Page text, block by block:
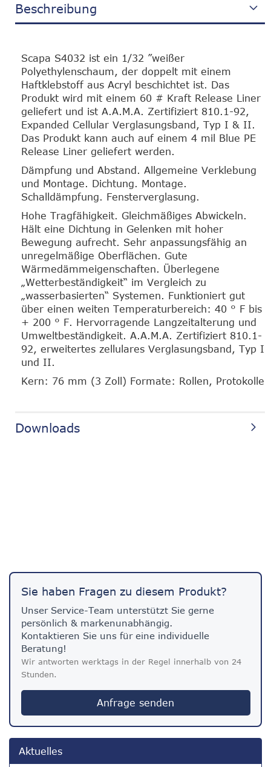
Beschreibung
Scapa S4032 ist ein 1/32 ”weißer
Polyethylenschaum, der doppelt mit einem
Haftklebstoff aus Acryl beschichtet ist. Das
Produkt wird mit einem 60 # Kraft Release Liner
geliefert und ist A.A.M.A. Zertifiziert 810.1-92,
Expanded Cellular Verglasungsband, Typ I & II.
Das Produkt kann auch auf einem 4 mil Blue PE
Release Liner geliefert werden.
Dämpfung und Abstand. Allgemeine Verklebung
und Montage. Dichtung. Montage.
Schalldämpfung. Fensterverglasung.
Hohe Tragfähigkeit. Gleichmäßiges Abwickeln.
Hält eine Dichtung in Gelenken mit hoher
Bewegung aufrecht. Sehr anpassungsfähig an
unregelmäßige Oberflächen. Gute
Wärmedämmeigenschaften. Überlegene
„Wetterbeständigkeit“ im Vergleich zu
„wasserbasierten“ Systemen. Funktioniert gut
über einen weiten Temperaturbereich: 40 ° F bis
+ 200 ° F. Hervorragende Langzeitalterung und
Umweltbeständigkeit. A.A.M.A. Zertifiziert 810.1-
92, erweitertes zellulares Verglasungsband, Typ I
und II.
Kern: 76 mm (3 Zoll) Formate: Rollen, Protokolle
Downloads
Sie haben Fragen zu diesem Produkt?
Unser Service-Team unterstützt Sie gerne
persönlich & markenunabhängig.
Kontaktieren Sie uns für eine individuelle
Beratung!
Wir antworten werktags in der Regel innerhalb von 24
Stunden.
Anfrage senden
Aktuelles